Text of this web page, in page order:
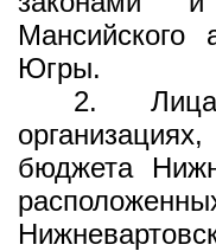
Мансийского
Югры.
2.
бюджета